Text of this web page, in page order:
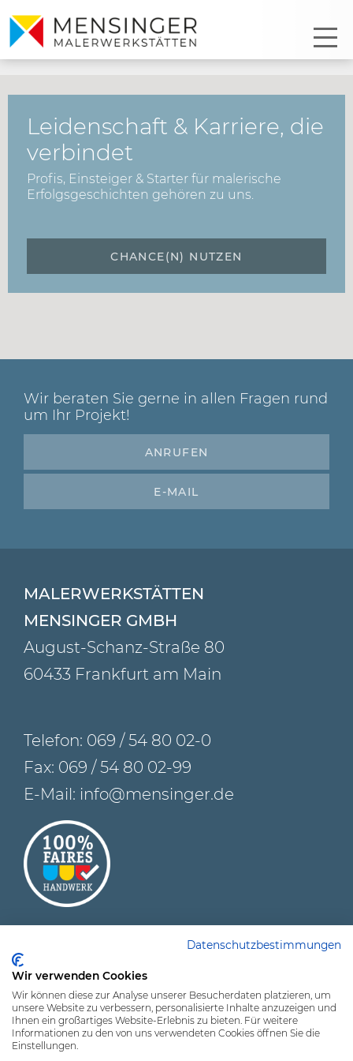
Leidenschaft & Karriere, die
verbindet
Profis, Einsteiger & Starter für malerische
Erfolgsgeschichten gehören zu uns.
CHANCE(N) NUTZEN
Wir beraten Sie gerne in allen Fragen rund
um Ihr Projekt!
ANRUFEN
E-MAIL
MALERWERKSTÄTTEN
MENSINGER GMBH
August-Schanz-Straße 80
60433 Frankfurt am Main
Telefon: 069 / 54 80 02-0
Fax: 069 / 54 80 02-99
E-Mail: info@mensinger.de
© 2026 Malerwerkstätten Mensinger GmbH – Ihr
Maler in Frankfurt
Datenschutzbestimmungen
Wir verwenden Cookies
Wir können diese zur Analyse unserer Besucherdaten platzieren, um
unsere Website zu verbessern, personalisierte Inhalte anzuzeigen und
Ihnen ein großartiges Website-Erlebnis zu bieten. Für weitere
Informationen zu den von uns verwendeten Cookies öffnen Sie die
Einstellungen.